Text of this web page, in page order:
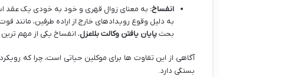
انفساخ: به معنای زوال قهری و خود به خودی یک عقد
به دلیل وقوع رویدادهای خارج از اراده طرفین، مانند
بحثپایان یافتن وکالت بلاعزل، انفساخ یکی از مهم
آگاهی از این تفاوت ها برای موکلین حیاتی است، چرا که
بستگی دارد.